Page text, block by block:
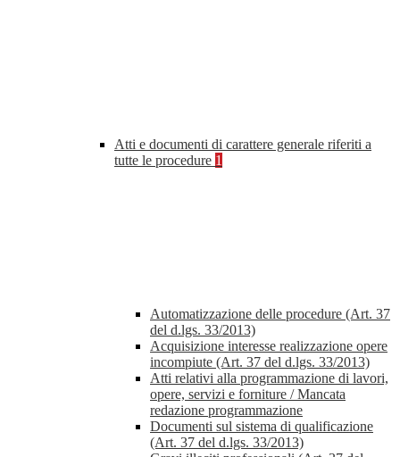
Atti e documenti di carattere generale riferiti a
tutte le procedure 1
Automatizzazione delle procedure (Art. 37
del d.lgs. 33/2013)
Acquisizione interesse realizzazione opere
incompiute (Art. 37 del d.lgs. 33/2013)
Atti relativi alla programmazione di lavori,
opere, servizi e forniture / Mancata
redazione programmazione
Documenti sul sistema di qualificazione
(Art. 37 del d.lgs. 33/2013)